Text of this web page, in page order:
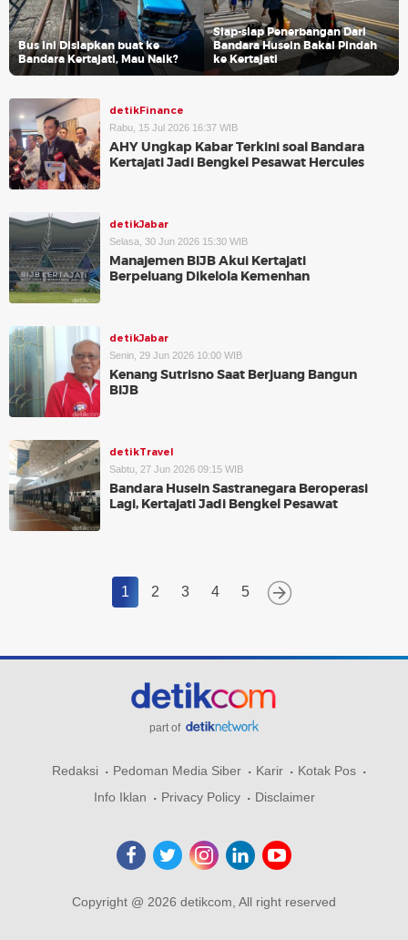
Bus Ini Disiapkan buat ke
Bandara Kertajati, Mau Naik?
Siap-siap Penerbangan Dari
Bandara Husein Bakal Pindah
ke Kertajati
detikFinance
Rabu, 15 Jul 2026 16:37 WIB
AHY Ungkap Kabar Terkini soal Bandara
Kertajati Jadi Bengkel Pesawat Hercules
detikJabar
Selasa, 30 Jun 2026 15:30 WIB
Manajemen BIJB Akui Kertajati
Berpeluang Dikelola Kemenhan
detikJabar
Senin, 29 Jun 2026 10:00 WIB
Kenang Sutrisno Saat Berjuang Bangun
BIJB
detikTravel
Sabtu, 27 Jun 2026 09:15 WIB
Bandara Husein Sastranegara Beroperasi
Lagi, Kertajati Jadi Bengkel Pesawat
1 2 3 4 5
part of
Redaksi Pedoman Media Siber Karir
Kotak Pos
Info Iklan
Privacy Policy Disclaimer
Copyright @ 2026 detikcom, All right reserved